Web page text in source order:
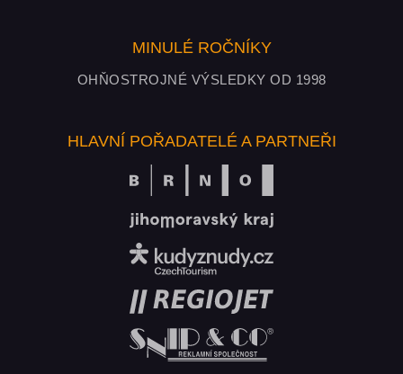
MINULÉ ROČNÍKY
OHŇOSTROJNÉ VÝSLEDKY OD 1998
HLAVNÍ POŘADATELÉ A PARTNEŘI